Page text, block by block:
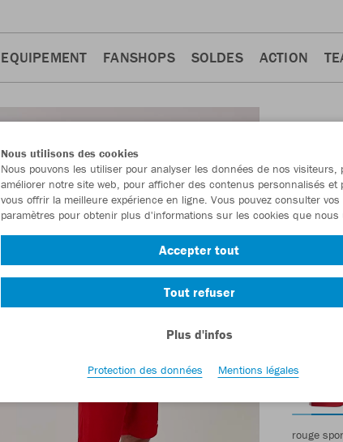
EQUIPEMENT FANSHOPS SOLDES ACTION
Retour
En tant
rouge
Nous utilisons des cookies
Nous pouvons les utiliser pour analyser les données de nos visiteurs,
améliorer notre site web, pour afficher des contenus personnalisés et
vous offrir la meilleure expérience en ligne. Vous pouvez consulter vos
paramètres pour obtenir plus d'informations sur les cookies que nous
Accepter tout
Tout refuser
Plus d'infos
Protection des données Mentions légales